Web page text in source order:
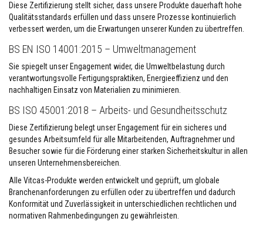
e
m
i
t
z
e
b
e
t
n
d
i
g
e
r
ö
r
t
Diese Zertifizierung stellt sicher, dass unsere Produkte dauerhaft hohe
Qualitätsstandards erfüllen und dass unsere Prozesse kontinuierlich
verbessert werden, um die Erwartungen unserer Kunden zu übertreffen.
BS EN ISO 14001:2015 – Umweltmanagement
Sie spiegelt unser Engagement wider, die Umweltbelastung durch
verantwortungsvolle Fertigungspraktiken, Energieeffizienz und den
nachhaltigen Einsatz von Materialien zu minimieren.
BS ISO 45001:2018 – Arbeits- und Gesundheitsschutz
Diese Zertifizierung belegt unser Engagement für ein sicheres und
gesundes Arbeitsumfeld für alle Mitarbeitenden, Auftragnehmer und
Besucher sowie für die Förderung einer starken Sicherheitskultur in allen
unseren Unternehmensbereichen.
Alle Vitcas-Produkte werden entwickelt und geprüft, um globale
Branchenanforderungen zu erfüllen oder zu übertreffen und dadurch
Konformität und Zuverlässigkeit in unterschiedlichen rechtlichen und
normativen Rahmenbedingungen zu gewährleisten.